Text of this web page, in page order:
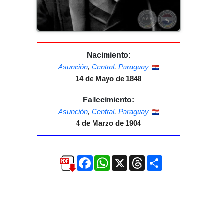
Nacimiento:
Asunción, Central, Paraguay
14 de Mayo de 1848
Fallecimiento:
Asunción, Central, Paraguay
4 de Marzo de 1904
FacebookWhatsApp
X ThreadsCompartir